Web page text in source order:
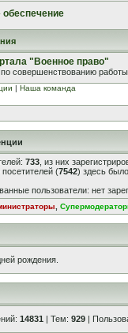
обеспечение
"Военное право"
совершенствованию
| Наша команда
733 , из них
(7542) здесь
пользователи: нет
рождения.
14831 | Тем: 929 |